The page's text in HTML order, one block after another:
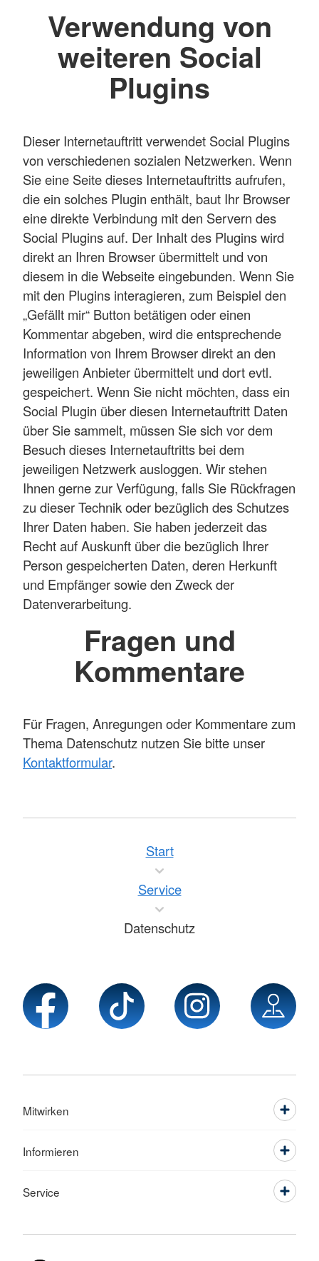
Verwendung von
weiteren Social
Plugins
Dieser Internetauftritt verwendet Social Plugins
von verschiedenen sozialen Netzwerken. Wenn
Sie eine Seite dieses Internetauftritts aufrufen,
die ein solches Plugin enthält, baut Ihr Browser
eine direkte Verbindung mit den Servern des
Social Plugins auf. Der Inhalt des Plugins wird
direkt an Ihren Browser übermittelt und von
diesem in die Webseite eingebunden. Wenn Sie
mit den Plugins interagieren, zum Beispiel den
„Gefällt mir“ Button betätigen oder einen
Kommentar abgeben, wird die entsprechende
Information von Ihrem Browser direkt an den
jeweiligen Anbieter übermittelt und dort evtl.
gespeichert. Wenn Sie nicht möchten, dass ein
Social Plugin über diesen Internetauftritt Daten
über Sie sammelt, müssen Sie sich vor dem
Besuch dieses Internetauftritts bei dem
jeweiligen Netzwerk ausloggen. Wir stehen
Ihnen gerne zur Verfügung, falls Sie Rückfragen
zu dieser Technik oder bezüglich des Schutzes
Ihrer Daten haben. Sie haben jederzeit das
Recht auf Auskunft über die bezüglich Ihrer
Person gespeicherten Daten, deren Herkunft
und Empfänger sowie den Zweck der
Datenverarbeitung.
Fragen und
Kommentare
Für Fragen, Anregungen oder Kommentare zum
Thema Datenschutz nutzen Sie bitte unser
Kontaktformular.
Start
Service
Datenschutz
Mitwirken
Informieren
Service